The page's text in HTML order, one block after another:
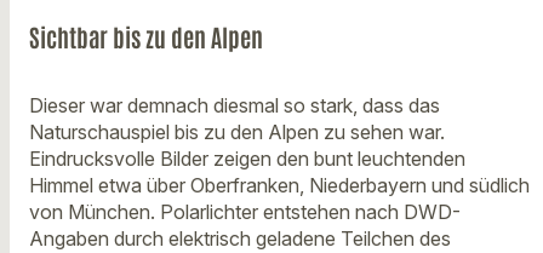
Sichtbar bis zu den Alpen
Dieser war demnach diesmal so stark, dass das
Naturschauspiel bis zu den Alpen zu sehen war.
Eindrucksvolle Bilder zeigen den bunt leuchtenden
Himmel etwa über Oberfranken, Niederbayern und südlich
von München. Polarlichter entstehen nach DWD-
Angaben durch elektrisch geladene Teilchen des